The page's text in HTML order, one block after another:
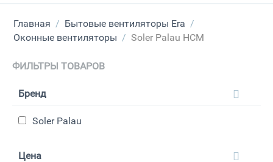
Главная / Бытовые вентиляторы Era /
Оконные вентиляторы / Soler Palau HCM
ФИЛЬТРЫ ТОВАРОВ
Бренд
Soler Palau
Цена